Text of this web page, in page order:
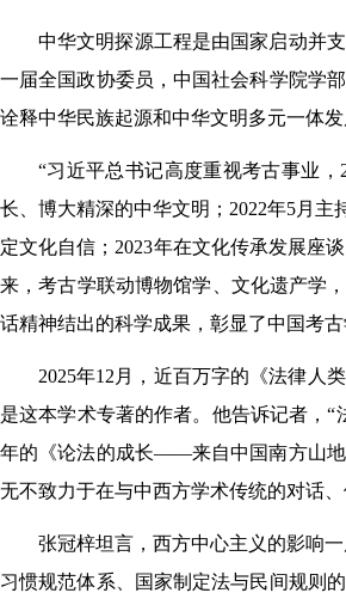
中华文明探源工程是由国家启动并
一届全国政协委员，中国社会科学院学
诠释中华民族起源和中华文明多元一体
“习近平总书记高度重视考古事业
长、博大精深的中华文明；2022年5月
定文化自信；2023年在文化传承发展座
来，考古学联动博物馆学、文化遗产学
话精神结出的科学成果，彰显了中国考
2025年12月，近百万字的《法律人
是这本学术专著的作者。他告诉记者，
年的《论法的成长——来自中国南方山地
无不致力于在与中西方学术传统的对话
张冠梓坦言，西方中心主义的影响
习惯规范体系、国家制定法与民间规则